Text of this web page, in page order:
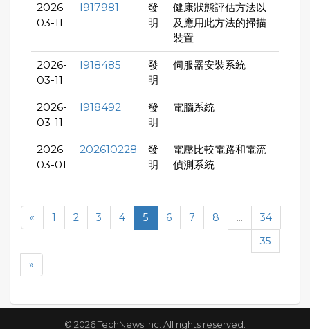
2026-
03-11
I917981
發
明
健康狀態評估方法以
及應用此方法的掃描
裝置
2026-
03-11
I918485
發
明
伺服器安裝系統
2026-
03-11
I918492
發
明
電腦系統
2026-
03-01
202610228
發
明
電壓比較電路和電流
偵測系統
« 1 2 3 4 5 6 7 8 ...
34
35
»
© 2026 TechNews Inc. All rights reserved.